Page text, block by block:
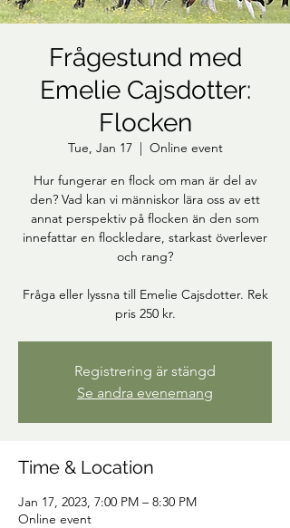
Frågestund med
Emelie Cajsdotter:
Flocken
Tue, Jan 17
  |
Online event
Hur fungerar en flock om man är del av
den? Vad kan vi människor lära oss av ett
annat perspektiv på flocken än den som
innefattar en flockledare, starkast överlever
och rang?
Fråga eller lyssna till Emelie Cajsdotter. Rek
pris 250 kr.
Registrering är stängd
Se andra evenemang
Time & Location
Jan 17, 2023, 7:00 PM – 8:30 PM
Online event